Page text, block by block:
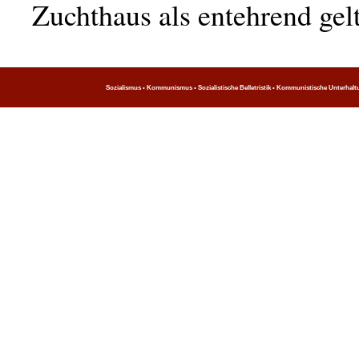
Zuchthaus als entehrend
Sozialismus • Kommunismus • Sozialistische Belletristik • Kommunistische